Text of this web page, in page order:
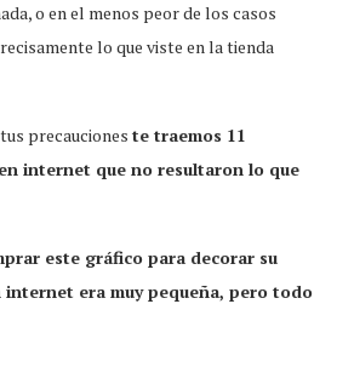
o en el menos peor de los casos
lo que viste en la tienda
precauciones te traemos 11
internet que no resultaron lo que
este gráfico para decorar su
era muy pequeña, pero todo